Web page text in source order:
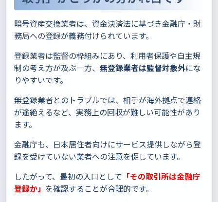
暗号資産交換業者は、資金決済法に基づき金融庁・財
務局への登録が義務付けられています。
登録業者は監督の枠組みにあり、利用者保護や自主規
制の考え方が及ぶ一方、 無登録業者は監督対象外にな
りやすいです。
無登録業者とのトラブルでは、相手が海外拠点で連絡
が途絶えるなど、実務上の回収が難しい可能性があり
ます。
金融庁も、日本居住者向けにサービス提供しながら登
録を受けていない業者への注意を促しています。
したがって、最初の入口として 「その取引所は金融庁
登録か」 を確認することが合理的です。